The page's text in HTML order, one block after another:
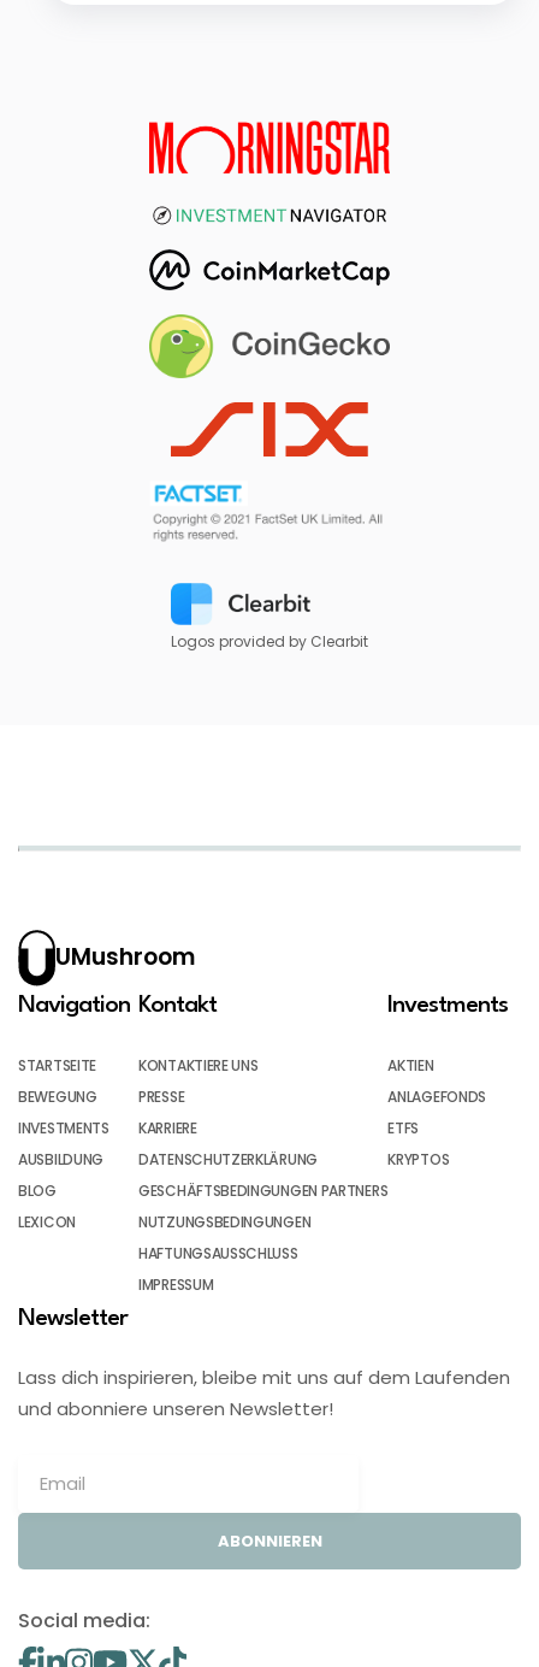
Logos provided by Clearbit
UMushroom
Navigation
STARTSEITE
BEWEGUNG
INVESTMENTS
AUSBILDUNG
BLOG
LEXICON
Kontakt
KONTAKTIERE UNS
PRESSE
KARRIERE
DATENSCHUTZERKLÄRUNG
GESCHÄFTSBEDINGUNGEN PARTNERS
NUTZUNGSBEDINGUNGEN
HAFTUNGSAUSSCHLUSS
IMPRESSUM
Investments
AKTIEN
ANLAGEFONDS
ETFS
KRYPTOS
Newsletter
Lass dich inspirieren, bleibe mit uns auf dem Laufenden
und abonniere unseren Newsletter!
ABONNIEREN
Social media: